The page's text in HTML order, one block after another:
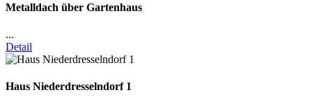
Metalldach über Gartenhaus
...
Detail
Haus Niederdresselndorf 1